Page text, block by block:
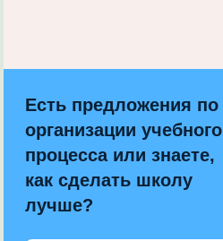
Есть предложения по
организации учебного
процесса или знаете,
как сделать школу
лучше?